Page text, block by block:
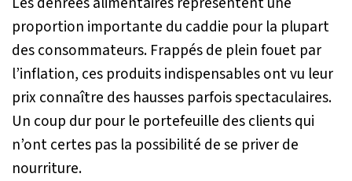
proportion importante du caddie pour la plupart
des consommateurs. Frappés de plein fouet par
l’inflation, ces produits indispensables ont vu leur
prix connaître des hausses parfois spectaculaires.
Un coup dur pour le portefeuille des clients qui
n’ont certes pas la possibilité de se priver de
nourriture.